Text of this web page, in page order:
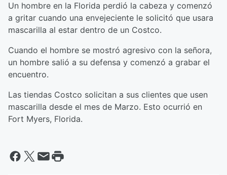
Un hombre en la Florida perdió la cabeza y comenzó
a gritar cuando una envejeciente le solicitó que usara
mascarilla al estar dentro de un Costco.
Cuando el hombre se mostró agresivo con la señora,
un hombre salió a su defensa y comenzó a grabar el
encuentro.
Las tiendas Costco solicitan a sus clientes que usen
mascarilla desde el mes de Marzo. Esto ocurrió en
Fort Myers, Florida.